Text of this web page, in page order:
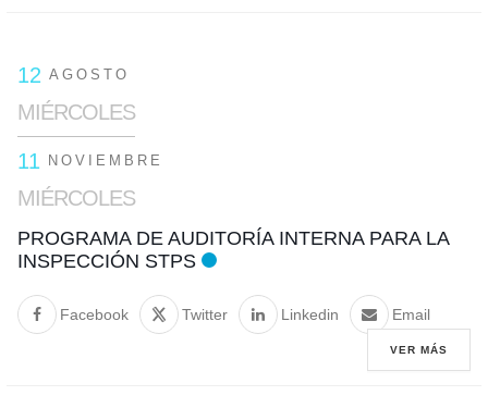
12 AGOSTO
MIÉRCOLES
11 NOVIEMBRE
MIÉRCOLES
PROGRAMA DE AUDITORÍA INTERNA PARA LA
INSPECCIÓN STPS
Facebook Twitter Linkedin Email
VER MÁS